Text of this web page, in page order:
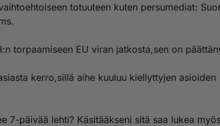
totuuteen kuten persumediat:
torpaamiseen EU viran jatkosta,sen on
kerro,sillä aihe kuuluu kiellyttyjen asioiden
7-päivää lehti? Käsitääkseni sitä saa lukea